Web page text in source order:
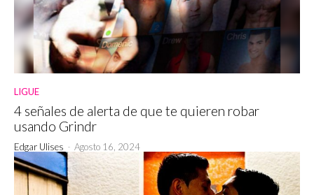
LIGUE
4 señales de alerta de que te quieren robar
usando Grindr
Edgar Ulises - Agosto 16, 2024